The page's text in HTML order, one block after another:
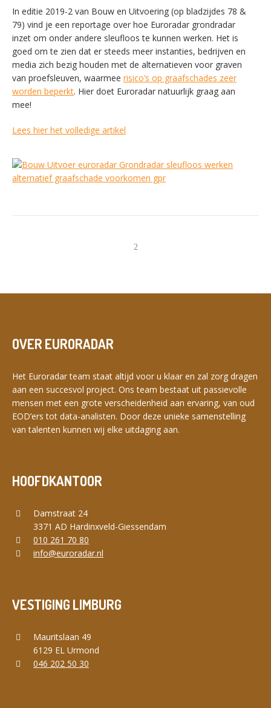
In editie 2019-2 van Bouw en Uitvoering (op bladzijdes 78 &
79) vind je een reportage over hoe Euroradar grondradar
inzet om onder andere sleufloos te kunnen werken. Het is
goed om te zien dat er steeds meer instanties, bedrijven en
media zich bezig houden met de alternatieven voor graven
van proefsleuven, waarmee risico’s op graafschades zeer
worden beperkt. Hier doet Euroradar natuurlijk graag aan
mee!
Lees hier het volledige artikel
OVER EURORADAR
Het Euroradar team staat altijd voor u klaar en zal zorg dragen
aan een succesvol project. Ons team bestaat uit passievolle
mensen met een grote verscheidenheid aan ervaring, van oud
EOD’ers tot data-analisten. Door deze unieke samenstelling
van talenten kunnen wij elke uitdaging aan.
HOOFDKANTOOR
Damstraat 24
3371 AD Hardinxveld-Giessendam
010 261 70 80
info@euroradar.nl
VESTIGING LIMBURG
Mauritslaan 49
6129 EL Urmond
046 202 50 30